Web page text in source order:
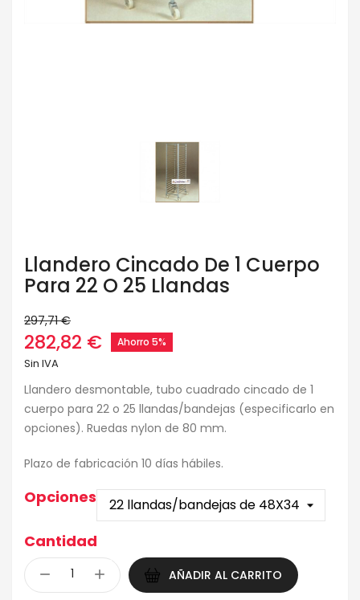
Llandero Cincado De 1 Cuerpo
Para 22 O 25 Llandas
297,71 €
282,82 € Ahorro 5%
Sin IVA
Llandero desmontable, tubo cuadrado cincado de 1
cuerpo para 22 o 25 llandas/bandejas (especificarlo en
opciones). Ruedas nylon de 80 mm.
Plazo de fabricación 10 días hábiles.
Opciones
Cantidad
AÑADIR AL CARRITO